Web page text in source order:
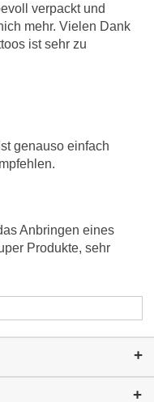
verpackt und
mehr. Vielen Dank
ist sehr zu
genauso einfach
Anbringen eines
Produkte, sehr